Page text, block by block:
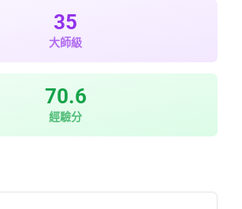
35
大師級
70.6
經驗分